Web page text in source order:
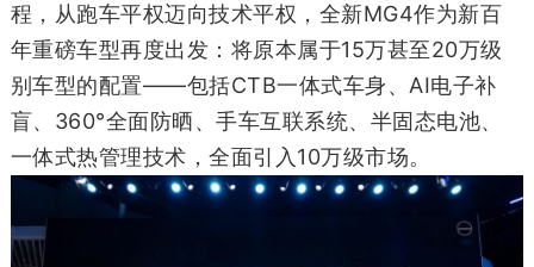
程，从跑车平权迈向技术平权，全新MG4作为新百
年重磅车型再度出发：将原本属于15万甚至20万级
别车型的配置——包括CTB一体式车身、AI电子补
盲、360°全面防晒、手车互联系统、半固态电池、
⼀体式热管理技术，全面引入10万级市场。